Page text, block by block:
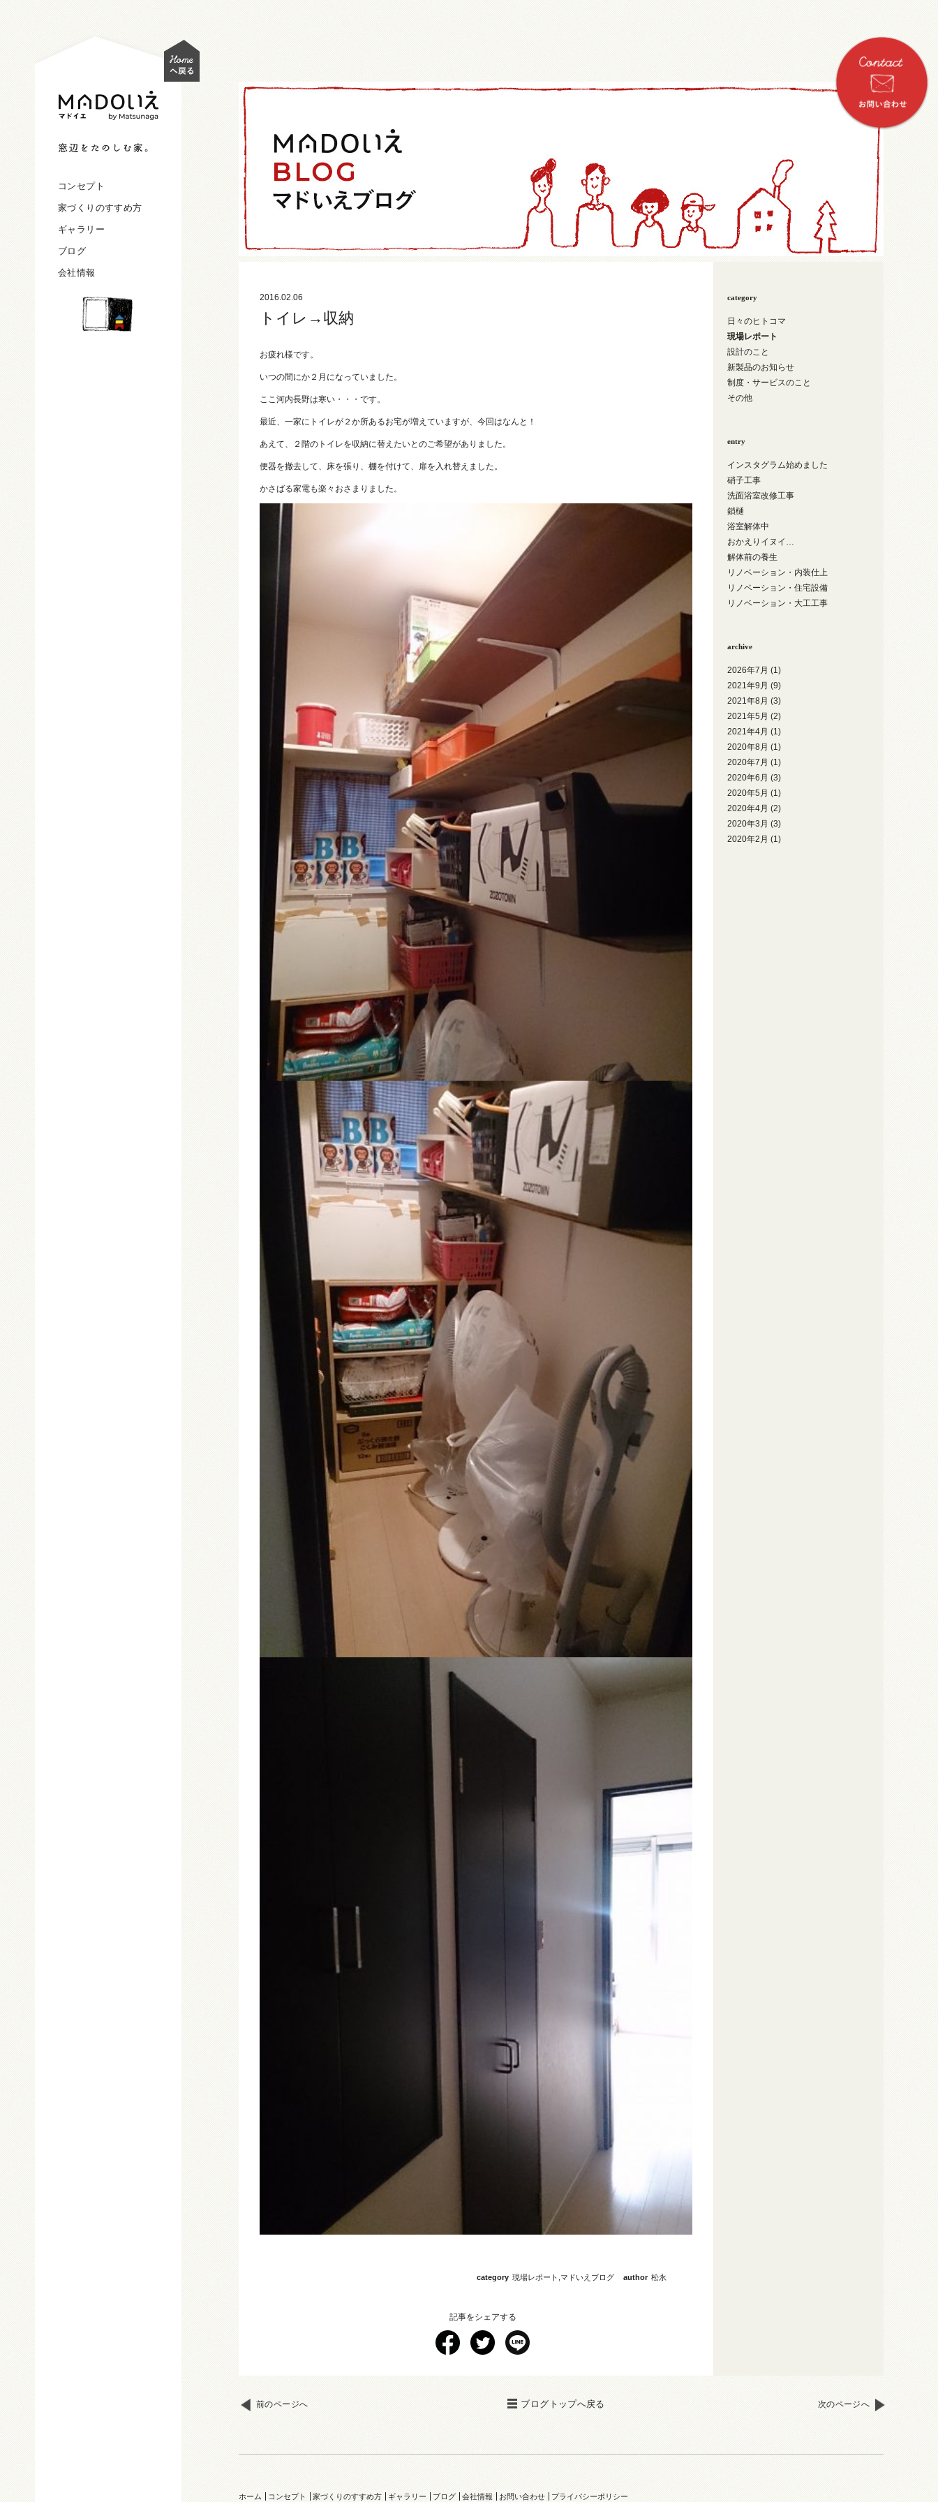
コンセプト
家づくりのすすめ方
ギャラリー
ブログ
会社情報
2016.02.06
トイレ→収納
お疲れ様です。
いつの間にか２月になっていました。
ここ河内長野は寒い・・・です。
最近、一家にトイレが２か所あるお宅が増えていますが、今回はなんと！
あえて、２階のトイレを収納に替えたいとのご希望がありました。
便器を撤去して、床を張り、棚を付けて、扉を入れ替えました。
かさばる家電も楽々おさまりました。
category 現場レポート マドいえブログ author 松永
記事をシェアする
category
日々のヒトコマ
現場レポート
設計のこと
新製品のお知らせ
制度・サービスのこと
その他
entry
インスタグラム始めました
硝子工事
洗面浴室改修工事
鎖樋
浴室解体中
おかえりイヌイ…
解体前の養生
リノベーション・内装仕上
リノベーション・住宅設備
リノベーション・大工工事
archive
2026年7月 (1)
2021年9月 (9)
2021年8月 (3)
2021年5月 (2)
2021年4月 (1)
2020年8月 (1)
2020年7月 (1)
2020年6月 (3)
2020年5月 (1)
2020年4月 (2)
2020年3月 (3)
2020年2月 (1)
前のページへ ブログトップへ戻る 次のページへ
ホーム コンセプト 家づくりのすすめ方 ギャラリー ブログ 会社情報 お問い合わせ プライバシーポリシー